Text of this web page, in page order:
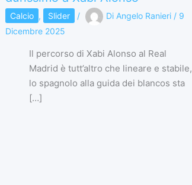
Calcio , Slider / Di Angelo Ranieri / 9
Dicembre 2025
Il percorso di Xabi Alonso al Real
Madrid è tutt’altro che lineare e stabile,
lo spagnolo alla guida dei blancos sta
[…]